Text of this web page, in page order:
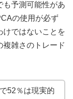
も予測可能性があ
の使用が必ず
けではないことを
複雑さのトレード
52％は現実的